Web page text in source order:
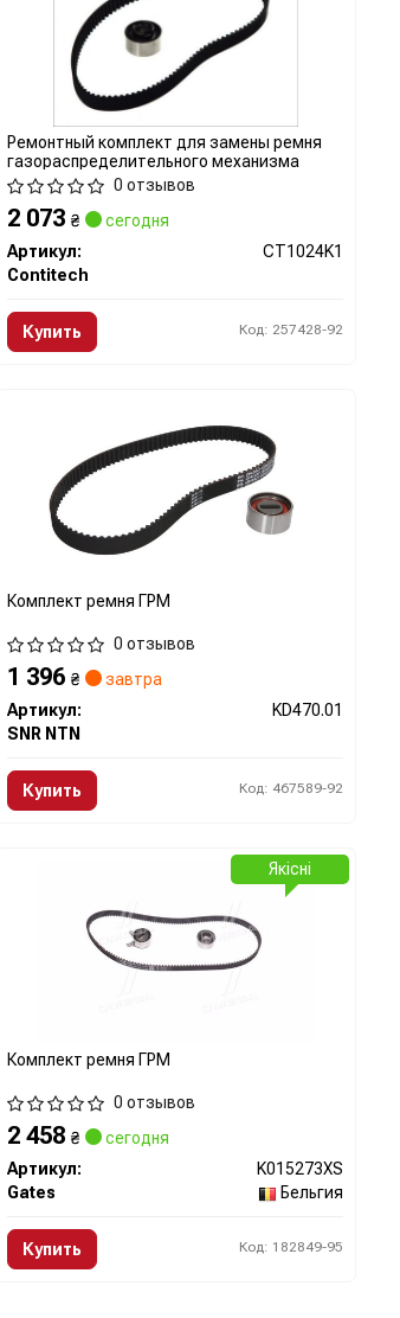
Ремонтный комплект для замены ремня
газораспределительного механизма
0 отзывов
2 073₴
сегодня
Артикул:
CT1024K1
Contitech
Купить Код: 257428-92
Комплект ремня ГРМ
0 отзывов
1 396₴
завтра
Артикул:
KD470.01
SNR NTN
Купить Код: 467589-92
Комплект ремня ГРМ
0 отзывов
2 458₴
сегодня
Артикул:
K015273XS
Gates
Бельгия
Купить Код: 182849-95
Якісні